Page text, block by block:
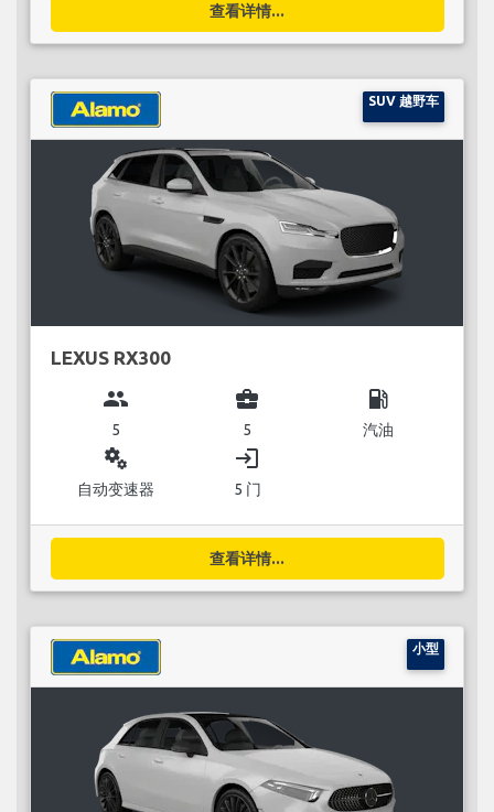
查看详情...
SUV 越野车
LEXUS RX300
group
5
business_center
5
local_gas_station
汽油
miscellaneous_services
自动变速器
login
5 门
查看详情...
小型